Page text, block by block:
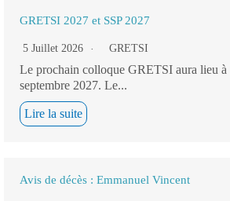
GRETSI 2027 et SSP 2027
5 Juillet 2026 GRETSI
Le prochain colloque GRETSI aura lieu à
septembre 2027. Le...
Lire la suite
Avis de décès : Emmanuel Vincent